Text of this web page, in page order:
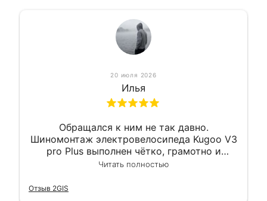
20 июля 2026
Илья
Обращался к ним не так давно.
Шиномонтаж электровелосипеда Kugoo V3
pro Plus выполнен чётко, грамотно и
квалифицированно. Всё сделано
Читать полностью
Отзыв 2GIS